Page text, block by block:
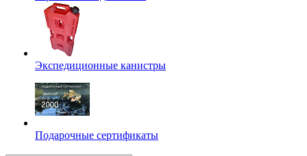
Экспедиционные канистры
Подарочные сертификаты